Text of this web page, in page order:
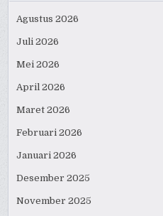
Agustus 2026
Juli 2026
Mei 2026
April 2026
Maret 2026
Februari 2026
Januari 2026
Desember 2025
November 2025